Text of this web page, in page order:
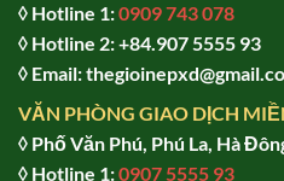
◊ Hotline 1:0909 743 078
◊ Hotline 2: +84.907 5555 93
◊ Email:
VĂN PHÒNG GIAO DỊCH
◊ Phố Văn Phú, Phú La, Hà
◊ Hotline 1:0907 5555 93